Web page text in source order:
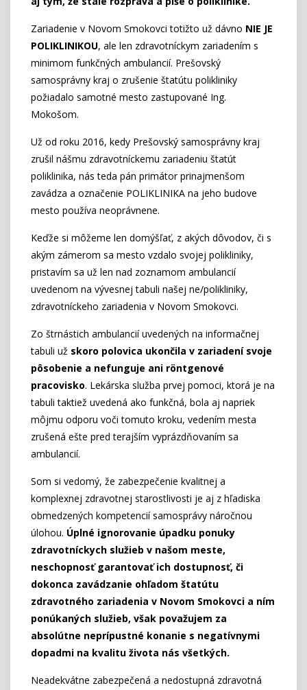
Zariadenie v Novom Smokovci totižto už dávno NIE JE
POLIKLINIKOU, ale len zdravotníckym zariadením s
minimom funkčných ambulancií. Prešovský
samosprávny kraj o zrušenie štatútu polikliniky
požiadalo samotné mesto zastupované Ing.
Mokošom.
Už od roku 2016, kedy Prešovský samosprávny kraj
zrušil nášmu zdravotníckemu zariadeniu štatút
poliklinika, nás teda pán primátor prinajmenšom
zavádza a označenie POLIKLINIKA na jeho budove
mesto používa neoprávnene.
Keďže si môžeme len domýšľať, z akých dôvodov, či s
akým zámerom sa mesto vzdalo svojej polikliniky,
pristavím sa už len nad zoznamom ambulancií
uvedenom na vývesnej tabuli našej ne/polikliniky,
zdravotníckeho zariadenia v Novom Smokovci.
Zo štrnástich ambulancií uvedených na informačnej
tabuli už skoro polovica ukončila v zariadení svoje
pôsobenie a nefunguje ani röntgenové
pracovisko. Lekárska služba prvej pomoci, ktorá je na
tabuli taktiež uvedená ako funkčná, bola aj napriek
môjmu odporu voči tomuto kroku, vedením mesta
zrušená ešte pred terajším vyprázdňovaním sa
ambulancií.
Som si vedomý, že zabezpečenie kvalitnej a
komplexnej zdravotnej starostlivosti je aj z hľadiska
obmedzených kompetencií samosprávy náročnou
úlohou. Úplné ignorovanie úpadku ponuky
zdravotníckych služieb v našom meste,
neschopnosť garantovať ich dostupnosť, či
dokonca zavádzanie ohľadom štatútu
zdravotného zariadenia v Novom Smokovci a ním
ponúkaných služieb, však považujem za
absolútne neprípustné konanie s negatívnymi
dopadmi na kvalitu života nás všetkých.
Neadekvátne zabezpečená a nedostupná zdravotná